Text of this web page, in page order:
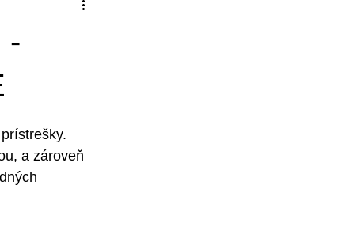
-
a zároveň